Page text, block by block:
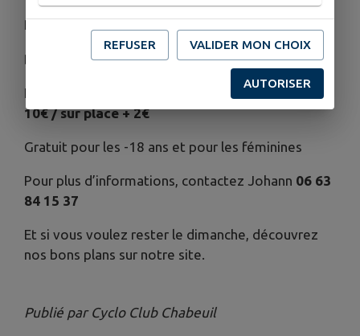
Ravitos de qualité + repas cuisiné à l’arrivée
Départ stade des flandennes dès 6h30
Inscriptions sur
Helloasso 12€ / licenciés FFCT
10€ / sur place + 2€
Gratuit pour les -18 ans et pour les féminines
Pour plus d’informations, contactez Johann 06 63
84 15 37
Et si vous voulez rester le dimanche, découvrez
nos bons plans sur notre site.
Publié par Cyclo Club Chabeuil
REFUSER VALIDER MON CHOIX
AUTORISER